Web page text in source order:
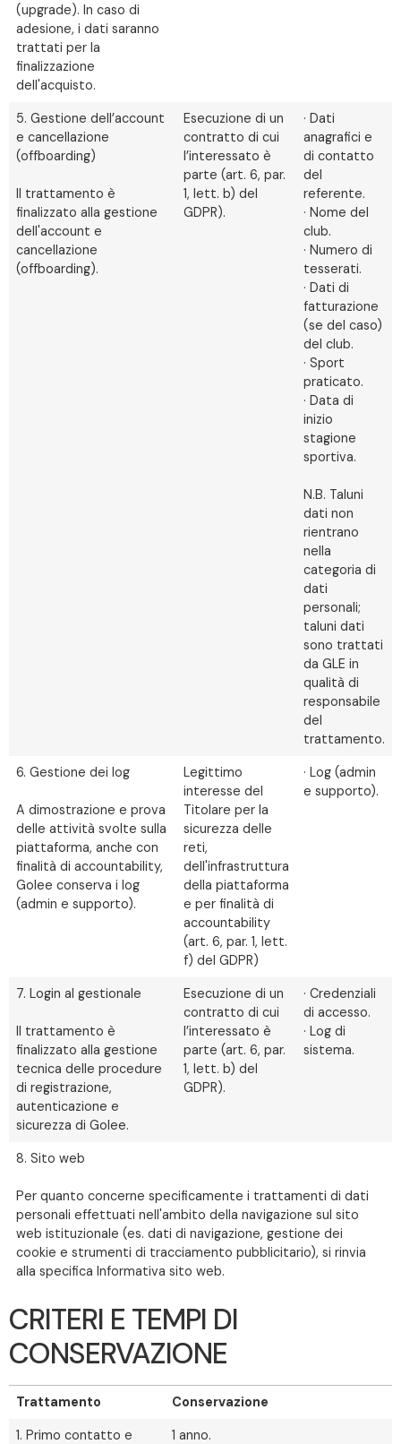
(upgrade). In caso di
adesione, i dati saranno
trattati per la
finalizzazione
dell'acquisto.
5. Gestione dell’account
e cancellazione
(offboarding)
Il trattamento è
finalizzato alla gestione
dell'account e
cancellazione
(offboarding).
Esecuzione di un
contratto di cui
l’interessato è
parte (art. 6, par.
1, lett. b) del
GDPR).
· Dati
anagrafici e
di contatto
del
referente.
· Nome del
club.
· Numero di
tesserati.
· Dati di
fatturazione
(se del caso)
del club.
· Sport
praticato.
· Data di
inizio
stagione
sportiva.
N.B. Taluni
dati non
rientrano
nella
categoria di
dati
personali;
taluni dati
sono trattati
da GLE in
qualità di
responsabile
del
trattamento.
6. Gestione dei log
A dimostrazione e prova
delle attività svolte sulla
piattaforma, anche con
finalità di accountability,
Golee conserva i log
(admin e supporto).
Legittimo
interesse del
Titolare per la
sicurezza delle
reti,
dell'infrastruttura
della piattaforma
e per finalità di
accountability
(art. 6, par. 1, lett.
f) del GDPR)
· Log (admin
e supporto).
7. Login al gestionale
Il trattamento è
finalizzato alla gestione
tecnica delle procedure
di registrazione,
autenticazione e
sicurezza di Golee.
Esecuzione di un
contratto di cui
l’interessato è
parte (art. 6, par.
1, lett. b) del
GDPR).
· Credenziali
di accesso.
· Log di
sistema.
8. Sito web
Per quanto concerne specificamente i trattamenti di dati
personali effettuati nell'ambito della navigazione sul sito
web istituzionale (es. dati di navigazione, gestione dei
cookie e strumenti di tracciamento pubblicitario), si rinvia
alla specifica Informativa sito web.
CRITERI E TEMPI DI
CONSERVAZIONE
Trattamento Conservazione
1. Primo contatto e
1 anno.